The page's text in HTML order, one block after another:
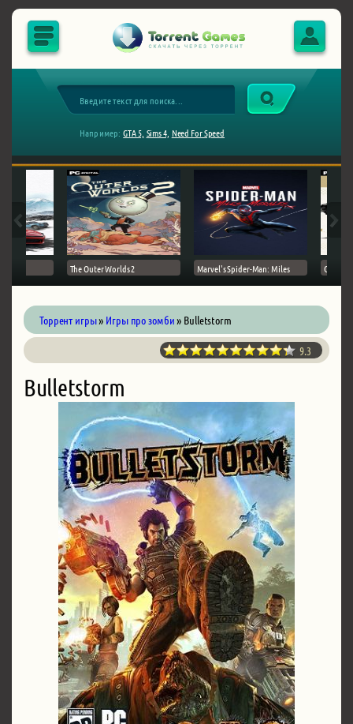
Например: GTA 5, Sims 4, Need For Speed
The Outer Worlds 2 Marvel's Spider-Man: Miles Ghost
Торрент игры» Игры про зомби» Bulletstorm
9.3
Bulletstorm